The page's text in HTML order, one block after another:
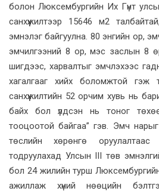
болон Люксембургийн Их Гүнт
санхүүжилтээр 15646 м2
эмнэлэг байгуулна. 80 энгийн ор,
эмчилгээний 8 ор, мэс заслын 8
шигдээс, харвалтыг эмчлэхээс
хагалгааг хийх боломжтой гэж
санхүүжилтийн 52 орчим хувь нь
байх бол үлдсэн нь тоног
тооцоотой байгаа” гэв. Эмч
төслийн хөрөнгө оруулалтаас
тодруулахад Улсын III төв
бол 24 жилийн турш
ажиллаж хүний нөөцийн